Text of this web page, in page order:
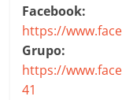
Facebook:
https://
Grupo:
https://
41